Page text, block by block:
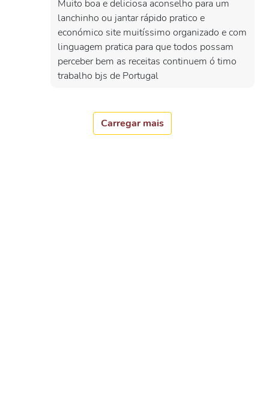
Muito boa e deliciosa aconselho para um
lanchinho ou jantar rápido pratico e
económico site muitíssimo organizado e com
linguagem pratica para que todos possam
perceber bem as receitas continuem ó timo
trabalho bjs de Portugal
Carregar mais